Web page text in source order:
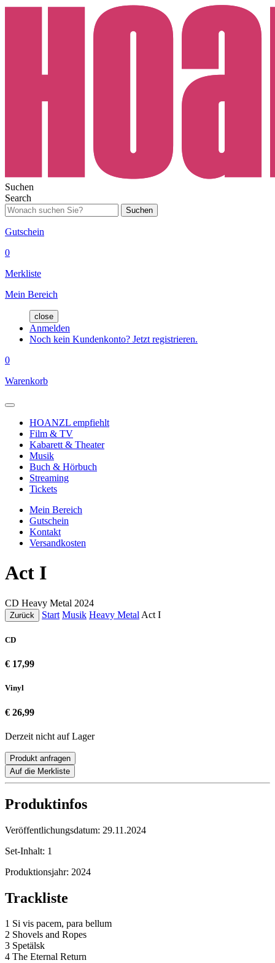
Suchen
Search
Suchen
Gutschein
0
Merkliste
Mein Bereich
close
Anmelden
Noch kein Kundenkonto? Jetzt registrieren.
0
Warenkorb
HOANZL empfiehlt
Film & TV
Kabarett & Theater
Musik
Buch & Hörbuch
Streaming
Tickets
Mein Bereich
Gutschein
Kontakt
Versandkosten
Act I
CD Heavy Metal 2024
Zurück Start Musik Heavy Metal Act I
CD
€ 17,99
Vinyl
€ 26,99
Derzeit nicht auf Lager
Produkt anfragen
Auf die Merkliste
Produktinfos
Veröffentlichungsdatum: 29.11.2024
Set-Inhalt: 1
Produktionsjahr: 2024
Trackliste
1 Si vis pacem, para bellum
2 Shovels and Ropes
3 Spetälsk
4 The Eternal Return